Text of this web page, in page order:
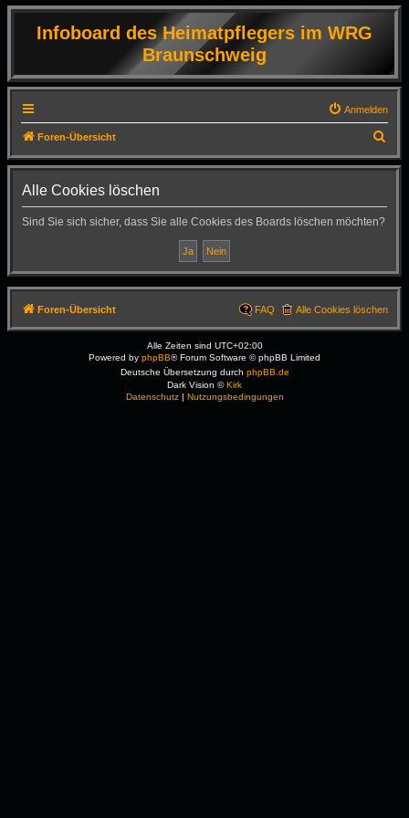
Infoboard des Heimatpflegers im WRG
Braunschweig
Anmelden
Foren-Übersicht
u
Alle Cookies löschen
Sind Sie sich sicher, dass Sie alle Cookies des Boards löschen möchten?
Foren-Übersicht Alle Cookies löschen
FAQ
Alle Zeiten sind UTC+02:00
Powered by phpBB® Forum Software © phpBB Limited
Deutsche Übersetzung durch phpBB.de
Dark Vision ©Kirk
Datenschutz| Nutzungsbedingungen